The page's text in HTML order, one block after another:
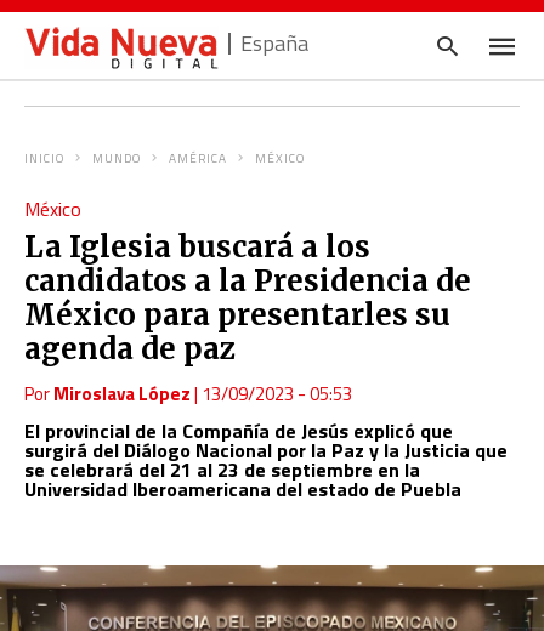
España
INICIO MUNDO AMÉRICA MÉXICO
México
La Iglesia buscará a los
candidatos a la Presidencia de
México para presentarles su
agenda de paz
PorMiroslava López| 13/09/2023 - 05:53
El provincial de la Compañía de Jesús explicó que
surgirá del Diálogo Nacional por la Paz y la Justicia que
se celebrará del 21 al 23 de septiembre en la
Universidad Iberoamericana del estado de Puebla